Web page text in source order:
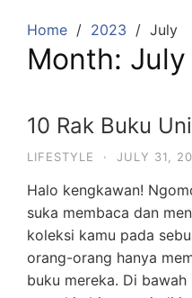
Home 2023 July
Month:
10 Rak Buku
LIFESTYLE · JULY 31,
Halo kengkawan!
suka membaca dan
koleksi kamu pada
orang-orang hanya
buku mereka. Di